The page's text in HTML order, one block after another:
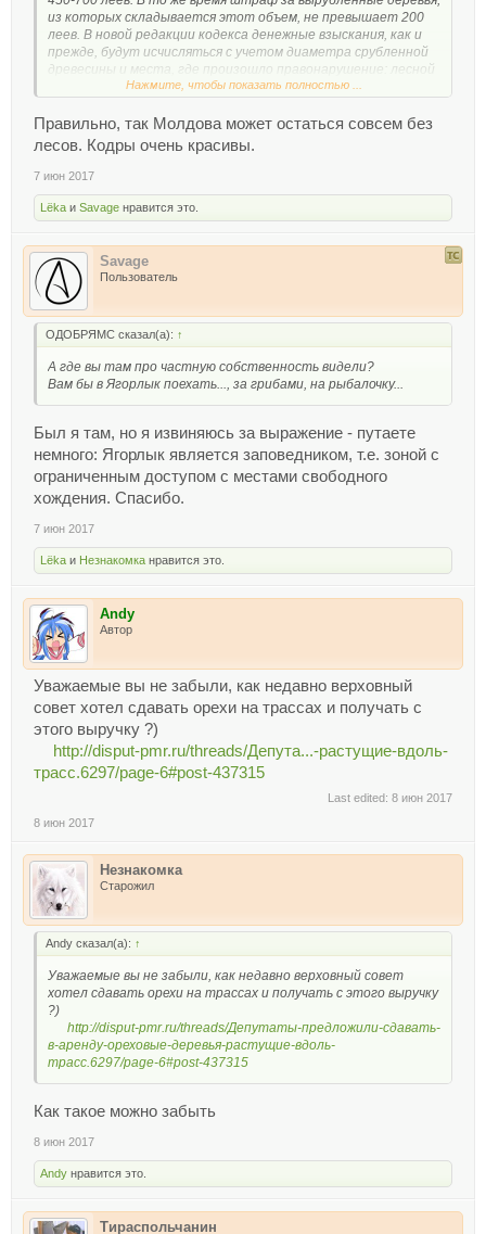
из которых складывается этот объем, не превышает 200
леев. В новой редакции кодекса денежные взыскания, как и
прежде, будут исчисляться с учетом диаметра срубленной
древесины и места, где произошло правонарушение: лесной
фонд или зеленая зона в населенных пунктах. В случае, если
каждый вырубленный гектар деревьев штраф составит 20
тысяч условных единиц. Кроме того, за каждую
надломленную ветку грозит наказание в размере 12-ти у.е,
за надломленный куст 9.у.е.
Нажмите, чтобы показать полностью ...
Правильно, так Молдова может остаться совсем без
лесов. Кодры очень красивы.
7 июн 2017
Lёka и Savage нравится это.
Savage
Пользователь
ОДОБРЯМС сказал(а): ↑
А где вы там про частную собственность видели?
Вам бы в Ягорлык поехать..., за грибами, на рыбалочку...
Был я там, но я извиняюсь за выражение - путаете
немного: Ягорлык является заповедником, т.е. зоной с
ограниченным доступом с местами свободного
хождения. Спасибо.
7 июн 2017
Lёka и Незнакомка нравится это.
Andy
Автор
Уважаемые вы не забыли, как недавно верховный
совет хотел сдавать орехи на трассах и получать с
этого выручку ?)
http://disput-pmr.ru/threads/Депута...-растущие-вдоль-
трасс.6297/page-6#post-437315
Last edited: 8 июн 2017
8 июн 2017
Незнакомка
Старожил
Andy сказал(а): ↑
Уважаемые вы не забыли, как недавно верховный совет
хотел сдавать орехи на трассах и получать с этого выручку
?)
http://disput-pmr.ru/threads/Депутаты-предложили-сдавать-
в-аренду-ореховые-деревья-растущие-вдоль-
трасс.6297/page-6#post-437315
Как такое можно забыть
8 июн 2017
Andy нравится это.
Тираспольчанин